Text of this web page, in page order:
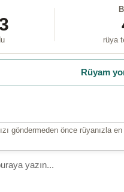
rüya
Rüyam
göndermeden önce rüyanızla